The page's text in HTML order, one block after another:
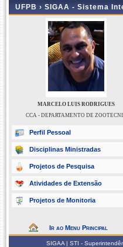
UFPB › SIGAA - Sistema
MARCELO LUIS RODRIGUES
CCA - DEPARTAMENTO DE
Perfil Pessoal
Disciplinas Ministradas
Projetos de Pesquisa
Atividades de Extensão
Projetos de Monitoria
Ir ao Menu Principal
SIGAA | STI -